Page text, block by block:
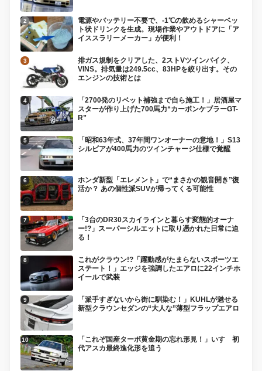
電源やバッテリー不要で、-1℃の飲めるシャーベッ
ト状ドリンクを生成。現場作業やアウトドアに「ア
イススラリーメーカー」が便利！
排ガス規制をクリアした、2ストVツインバイク、
VINS。排気量は249.5cc、83HPを絞り出す。その
エンジンの技術とは
「2700発のリベット補強まで自ら施工！」居酒屋マ
スターが作り上げた700馬力“カーボンケブラーGT-
R”
「昭和63年式、37年間ワンオーナーの意地！」S13
シルビアが400馬力のツインチャージ仕様で覚醒
ホンダ新型「エレメント」で“まさかの観音開き”復
活か？ あの個性派SUVが帰ってくる可能性
「3台のDR30スカイラインと暮らす変態的オーナ
ー!?」スーパーシルエットに取り憑かれた日常に迫
る！
これがクラウン!?「躍動感がたまらないスポーツエ
ステート！」エッジを強調したエアロに22インチホ
イールで武装
「派手すぎないから街に馴染む！」KUHLが魅せる
新型クラウンセダンの“大人な”薄型フラップエアロ
「これぞ国産ターボ黄金期の忘れ形見！」いすゞ初
代アスカ最終進化形を追う